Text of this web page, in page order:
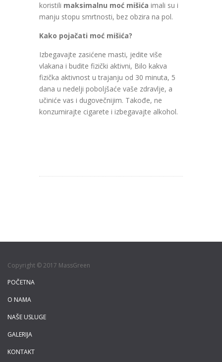
koristili maksimalnu moć mišića imali su i
manju stopu smrtnosti, bez obzira na pol.
Kako pojačati moć mišića?
Izbegavajte zasićene masti, jedite više
vlakana i budite fizički aktivni, Bilo kakva
fizička aktivnost u trajanju od 30 minuta, 5
dana u nedelji poboljšaće vaše zdravlje, a
učiniće vas i dugovečnijim. Takođe, ne
konzumirajte cigarete i izbegavajte alkohol.
Copyright © 2017 MassGreen
POČETNA
O NAMA
NAŠE USLUGE
GALERIJA
KONTAKT